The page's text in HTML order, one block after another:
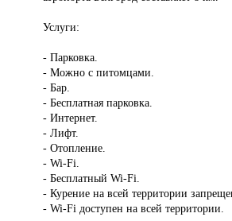
Услуги:
- Парковка.
- Можно с питомцами.
- Бар.
- Бесплатная парковка.
- Интернет.
- Лифт.
- Отопление.
- Wi-Fi.
- Бесплатный Wi-Fi.
- Курение на всей территории
- Wi-Fi доступен на всей территории.